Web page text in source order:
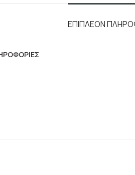
ΕΠΙΠΛΈΟΝ